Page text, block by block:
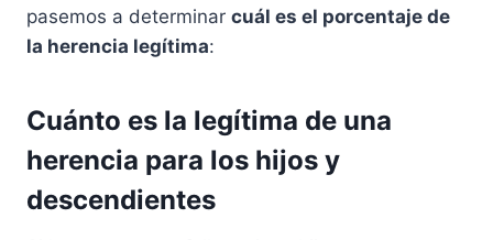
pasemos a determinar cuál es el porcentaje de
la herencia legítima:
Cuánto es la legítima de una
herencia para los hijos y
descendientes